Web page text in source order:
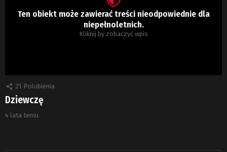
Ten obiekt może zawierać treści nieodpowiednie dla
niepełnoletnich.
Kliknij by zobaczyć wpis
21 Polubienia
Dziewczę
4 lata temu